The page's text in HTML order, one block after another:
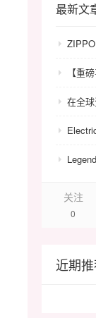
最新文
关注
0
近期